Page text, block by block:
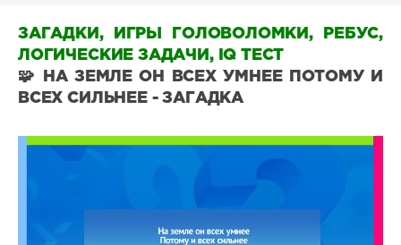
ЗАГАДКИ, ИГРЫ ГОЛОВОЛОМКИ, РЕБУС,
ЛОГИЧЕСКИЕ ЗАДАЧИ, IQ ТЕСТ
🧩 НА ЗЕМЛЕ ОН ВСЕХ УМНЕЕ ПОТОМУ И
ВСЕХ СИЛЬНЕЕ - ЗАГАДКА